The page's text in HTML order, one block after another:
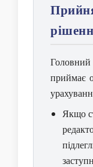
Головний
приймає
Якщо